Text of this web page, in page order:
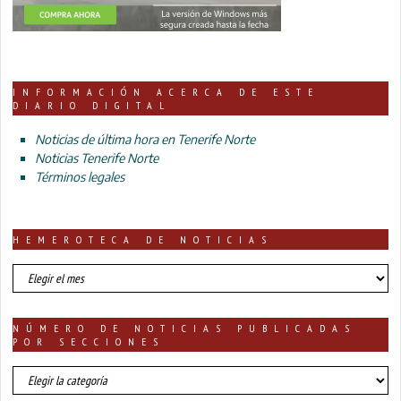
INFORMACIÓN ACERCA DE ESTE
DIARIO DIGITAL
Noticias de última hora en Tenerife Norte
Noticias Tenerife Norte
Términos legales
HEMEROTECA DE NOTICIAS
HEMEROTECA
DE
NÚMERO DE NOTICIAS PUBLICADAS
POR SECCIONES
número
de